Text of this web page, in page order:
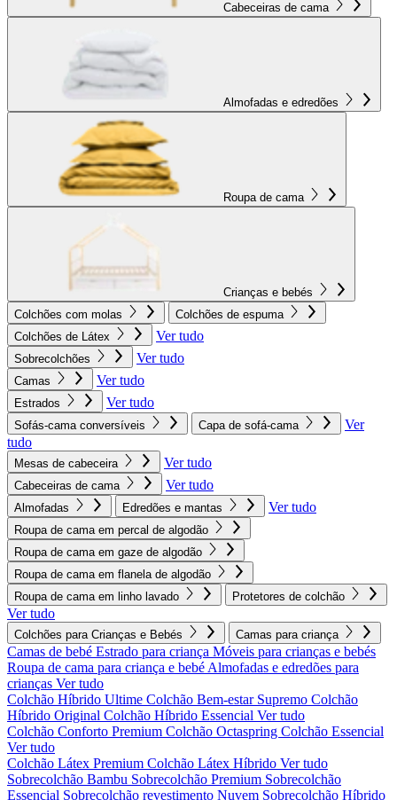
Cabeceiras de cama
Almofadas e edredões
Roupa de cama
Crianças e bebés
Colchões com molas
Colchões de espuma
Colchões de Látex
Ver tudo
Sobrecolchões Ver tudo
Camas Ver tudo
Estrados Ver tudo
Sofás-cama conversíveis Capa de sofá-cama
Ver
tudo
Mesas de cabeceira Ver tudo
Cabeceiras de cama Ver tudo
Almofadas Edredões e mantas Ver tudo
Roupa de cama em percal de algodão
Roupa de cama em gaze de algodão
Roupa de cama em flanela de algodão
Roupa de cama em linho lavado
Protetores de colchão
Ver tudo
Colchões para Crianças e Bebés Camas para criança
Camas de bebé Estrado para criança Móveis para crianças e bebés
Roupa de cama para criança e bebé Almofadas e edredões para
crianças Ver tudo
Colchão Híbrido Ultime Colchão Bem-estar Supremo Colchão
Híbrido Original Colchão Híbrido Essencial Ver tudo
Colchão Conforto Premium Colchão Octaspring Colchão Essencial
Ver tudo
Colchão Látex Premium Colchão Látex Híbrido Ver tudo
Sobrecolchão Bambu Sobrecolchão Premium Sobrecolchão
Essencial Sobrecolchão revestimento Nuvem Sobrecolchão Híbrido